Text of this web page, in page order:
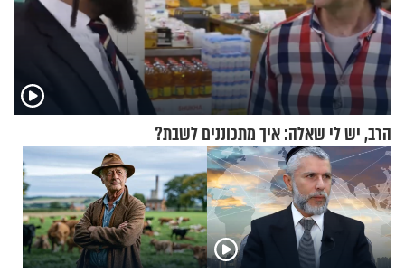
הרב, יש לי שאלה: איך מתכוננים לשבת?